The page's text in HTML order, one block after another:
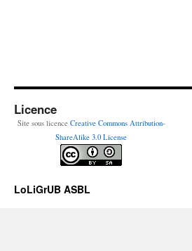
Licence
Site sous licence Creative Commons Attribution-
ShareAlike 3.0 License
LoLiGrUB ASBL